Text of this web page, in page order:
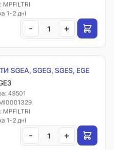
MPFILTRI
1-2 дні
- +
SGEG, SGES, EGE
48501
MPFILTRI
1-2 дні
- +